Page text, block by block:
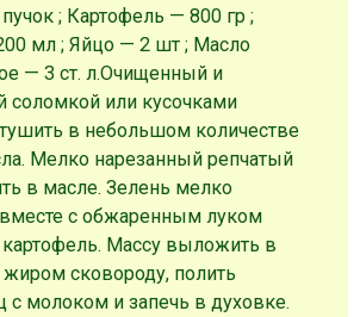
; Картофель — 800 гр ;
мл ; Яйцо — 2 шт ; Масло
— 3 ст. л.Очищенный и
соломкой или кусочками
в небольшом количестве
Мелко нарезанный репчатый
в масле. Зелень мелко
вместе с обжаренным луком
Массу выложить в
сковороду, полить
с молоком и запечь в духовке.